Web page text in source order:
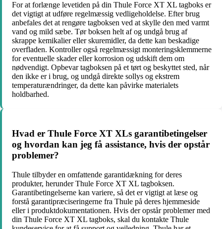
For at forlænge levetiden på din Thule Force XT XL tagboks er
det vigtigt at udføre regelmæssig vedligeholdelse. Efter brug
anbefales det at rengøre tagboksen ved at skylle den med varmt
vand og mild sæbe. Tør boksen helt af og undgå brug af
skrappe kemikalier eller skuremidler, da dette kan beskadige
overfladen. Kontroller også regelmæssigt monteringsklemmerne
for eventuelle skader eller korrosion og udskift dem om
nødvendigt. Opbevar tagboksen på et tørt og beskyttet sted, når
den ikke er i brug, og undgå direkte sollys og ekstrem
temperaturændringer, da dette kan påvirke materialets
holdbarhed.
Hvad er Thule Force XT XLs garantibetingelser
og hvordan kan jeg få assistance, hvis der opstår
problemer?
Thule tilbyder en omfattende garantidækning for deres
produkter, herunder Thule Force XT XL tagboksen.
Garantibetingelserne kan variere, så det er vigtigt at læse og
forstå garantipræciseringerne fra Thule på deres hjemmeside
eller i produktdokumentationen. Hvis der opstår problemer med
din Thule Force XT XL tagboks, skal du kontakte Thule